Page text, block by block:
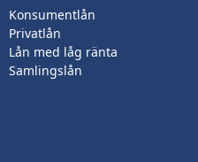
Konsumentlån
Privatlån
Lån med låg ränta
Samlingslån